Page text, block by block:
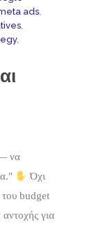
ads,
,
,
να
Όχι
του budget
αντοχής για